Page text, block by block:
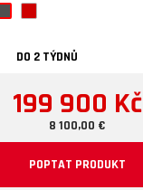
DO 2 TÝDNŮ
199 900 Kč
8 100,00 €
POPTAT PRODUKT